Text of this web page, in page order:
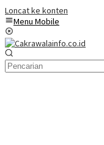
Loncat ke konten
Menu Mobile